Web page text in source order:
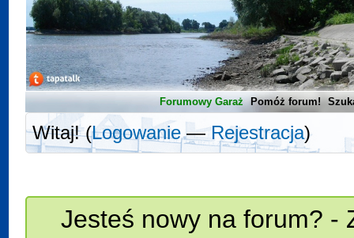
Forumowy Garaż Pomóż forum!
Witaj! (Logowanie—Rejestracja)
Jesteś nowy na forum? -